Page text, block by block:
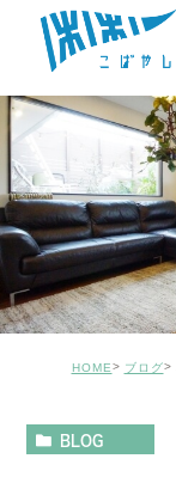
HOME ブログ
BLOG